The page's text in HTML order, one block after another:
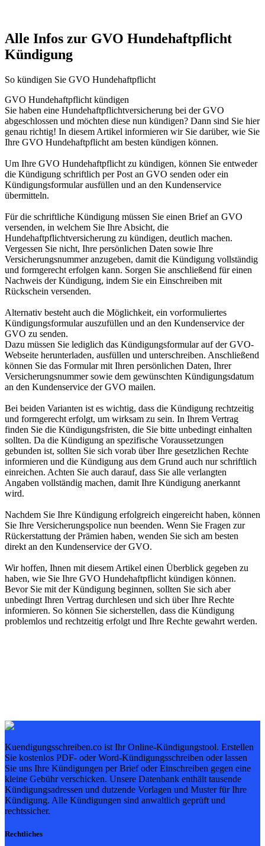
Alle Infos zur GVO Hundehaftpflicht
Kündigung
So kündigen Sie GVO Hundehaftpflicht
GVO Hundehaftpflicht kündigen
Sie haben eine Hundehaftpflichtversicherung bei der GVO
abgeschlossen und möchten diese nun kündigen? Dann sind Sie hier
genau richtig! In diesem Artikel informieren wir Sie darüber, wie Sie
Ihre GVO Hundehaftpflicht am besten kündigen können.
Um Ihre GVO Hundehaftpflicht zu kündigen, können Sie entweder
die Kündigung schriftlich per Post an GVO senden oder ein
Kündigungsformular ausfüllen und an den Kundenservice
übermitteln.
Für die schriftliche Kündigung müssen Sie einen Brief an GVO
versenden, in welchem Sie Ihre Absicht, die
Hundehaftpflichtversicherung zu kündigen, deutlich machen.
Vergessen Sie nicht, Ihre persönlichen Daten sowie Ihre
Versicherungsnummer anzugeben, damit die Kündigung vollständig
und formgerecht erfolgen kann. Sorgen Sie anschließend für einen
Nachweis der Kündigung, indem Sie ein Einschreiben mit
Rückschein versenden.
Alternativ besteht auch die Möglichkeit, ein vorformuliertes
Kündigungsformular auszufüllen und an den Kundenservice der
GVO zu senden.
Dazu müssen Sie lediglich das Kündigungsformular auf der GVO-
Webseite herunterladen, ausfüllen und unterschreiben. Anschließend
können Sie das Formular mit Ihren persönlichen Daten, Ihrer
Versicherungsnummer sowie dem gewünschten Kündigungsdatum
an den Kundenservice der GVO mailen.
Bei beiden Varianten ist es wichtig, dass die Kündigung rechtzeitig
und formgerecht erfolgt, um wirksam zu sein. In Ihrem Vertrag
finden Sie die Kündigungsfristen, die Sie bitte unbedingt einhalten
sollten. Da die Kündigung an spezifische Voraussetzungen
gebunden ist, sollten Sie sich vorab über Ihre gesetzlichen Rechte
informieren und die Kündigung aus dem Grund auch nur schriftlich
einreichen. Achten Sie auch darauf, dass Sie alle verlangten
Angaben vollständig machen, damit Ihre Kündigung anerkannt
wird.
Nachdem Sie Ihre Kündigung erfolgreich eingereicht haben, können
Sie Ihre Versicherungspolice nun beenden. Wenn Sie Fragen zur
Rückerstattung der Prämien haben, wenden Sie sich am besten
direkt an den Kundenservice der GVO.
Wir hoffen, Ihnen mit diesem Artikel einen Überblick gegeben zu
haben, wie Sie Ihre GVO Hundehaftpflicht kündigen können.
Bevor Sie mit der Kündigung beginnen, sollten Sie sich aber
unbedingt Ihren Vertrag durchlesen und sich über Ihre Rechte
informieren. So können Sie sicherstellen, dass die Kündigung
problemlos und rechtzeitig erfolgt und Ihre Rechte gewahrt werden.
Kuendigungsschreiben.co ist Ihr Online-Kündigungstool. Erstellen
Sie kostenlos PDF- oder Word-Kündigungsschreiben oder lassen
Sie uns Ihre Kündigungen per Brief oder Einschreiben gegen eine
kleine Gebühr verschicken. Unsere Datenbank enthält tausende
Kündigungsadressen und dutzende Vorlagen und Muster für Ihre
Kündigung. Alle Kündigungen sind anwaltlich geprüft und
rechtssicher.
Rechtliches